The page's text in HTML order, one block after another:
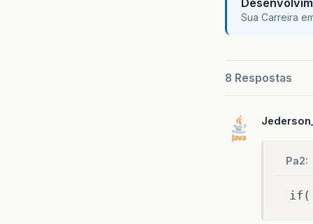
Sua Carreira
8 Respostas
Pa2:
if(